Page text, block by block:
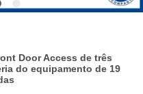
Door Access de três
do equipamento de 19